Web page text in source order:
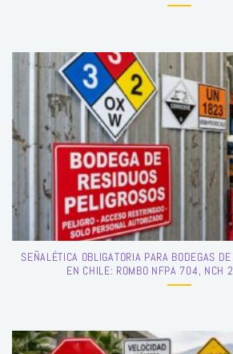
SEÑALÉTICA OBLIGATORIA PARA BODEGAS
EN CHILE: ROMBO NFPA 704, NCH